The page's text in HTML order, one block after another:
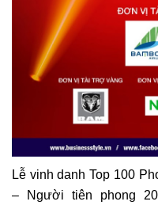
Lễ vinh danh Top 100
– Người tiên phong